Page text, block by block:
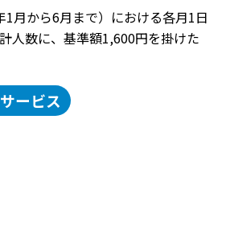
月から6月まで）における各月1日
人数に、基準額1,600円を掛けた
ービス